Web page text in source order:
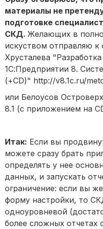
материалы не
подготовке
СКД. Желающих в
искуством отправляю
Хрусталева
1С:Предприятии 8.
(+CD)" http://v8.1c.ru/
или Белоусов
8.1 (с приложением на
Итак: Если вы
можете сразу брать
определять у нее
данных, и запускать
ограничение: если вы
форму настройки, то
одноуровневой
более сложных отчетах